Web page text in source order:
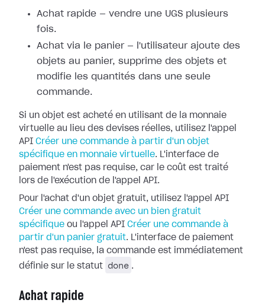
Achat rapide — vendre une UGS plusieurs
fois.
Achat via le panier — l'utilisateur ajoute des
objets au panier, supprime des objets et
modifie les quantités dans une seule
commande.
Si un objet est acheté en utilisant de la monnaie
virtuelle au lieu des devises réelles, utilisez l'appel
API Créer une commande à partir d'un objet
spécifique en monnaie virtuelle. L'interface de
paiement n'est pas requise, car le coût est traité
lors de l'exécution de l'appel API.
Pour l'achat d'un objet gratuit, utilisez l'appel API
Créer une commande avec un bien gratuit
spécifique ou l'appel API Créer une commande à
partir d'un panier gratuit. L'interface de paiement
n'est pas requise, la commande est immédiatement
définie sur le statut
done .
Achat rapide